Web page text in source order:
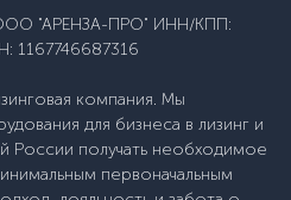
ООО "АРЕНЗА-ПРО" ИНН/КПП:
1167746687316
компания. Мы
для бизнеса в лизинг и
России получать необходимое
первоначальным